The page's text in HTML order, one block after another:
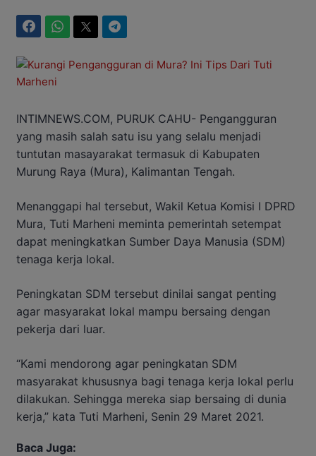
INTIMNEWS.COM, PURUK CAHU- Pengangguran
yang masih salah satu isu yang selalu menjadi
tuntutan masayarakat termasuk di Kabupaten
Murung Raya (Mura), Kalimantan Tengah.
Menanggapi hal tersebut, Wakil Ketua Komisi I DPRD
Mura, Tuti Marheni meminta pemerintah setempat
dapat meningkatkan Sumber Daya Manusia (SDM)
tenaga kerja lokal.
Peningkatan SDM tersebut dinilai sangat penting
agar masyarakat lokal mampu bersaing dengan
pekerja dari luar.
“Kami mendorong agar peningkatan SDM
masyarakat khususnya bagi tenaga kerja lokal perlu
dilakukan. Sehingga mereka siap bersaing di dunia
kerja,” kata Tuti Marheni, Senin 29 Maret 2021.
Baca Juga: